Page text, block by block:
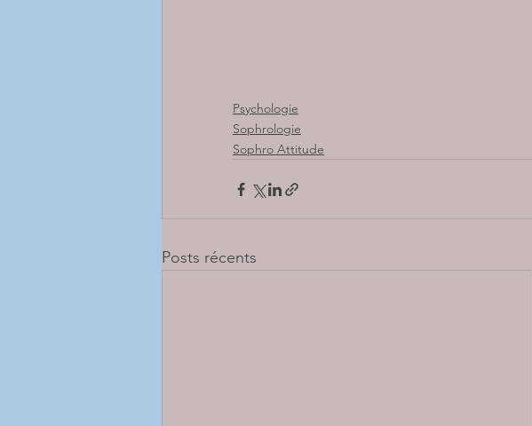
Psychologie
Sophrologie
Sophro Attitude
Posts récents